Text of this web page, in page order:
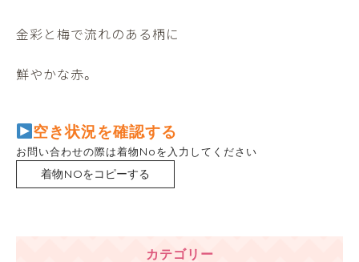
金彩と梅で流れのある柄に
鮮やかな赤。
空き状況を確認する
お問い合わせの際は着物Noを入力してください
着物NOをコピーする
カテゴリー